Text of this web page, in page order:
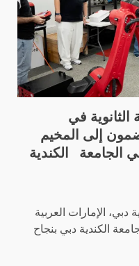
الثانوية في
إلى المخيم
الجامعة الكندية
الإمارات العربية
اختتمت الجامعة الكندية دبي بنجاح